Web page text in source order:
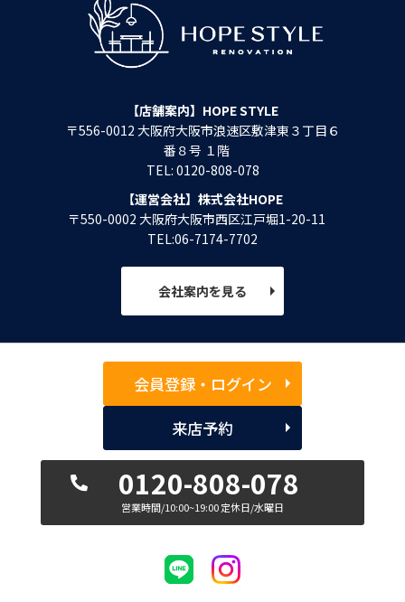
【店舗案内】HOPE STYLE
〒556-0012 大阪府大阪市浪速区敷津東３丁目６
番８号 １階
TEL: 0120-808-078
【運営会社】株式会社HOPE
〒550-0002 大阪府大阪市西区江戸堀1-20-11
TEL:06-7174-7702
会社案内を見る
会員登録・ログイン
来店予約
0120-808-078
営業時間/10:00~19:00 定休日/水曜日